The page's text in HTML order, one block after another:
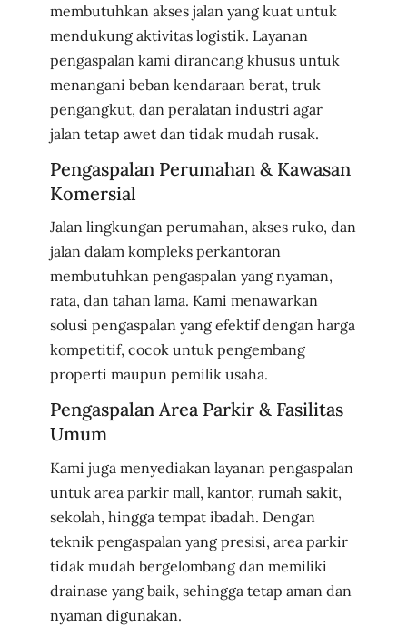
membutuhkan akses jalan yang kuat untuk
mendukung aktivitas logistik. Layanan
pengaspalan kami dirancang khusus untuk
menangani beban kendaraan berat, truk
pengangkut, dan peralatan industri agar
jalan tetap awet dan tidak mudah rusak.
Pengaspalan Perumahan & Kawasan
Komersial
Jalan lingkungan perumahan, akses ruko, dan
jalan dalam kompleks perkantoran
membutuhkan pengaspalan yang nyaman,
rata, dan tahan lama. Kami menawarkan
solusi pengaspalan yang efektif dengan harga
kompetitif, cocok untuk pengembang
properti maupun pemilik usaha.
Pengaspalan Area Parkir & Fasilitas
Umum
Kami juga menyediakan layanan pengaspalan
untuk area parkir mall, kantor, rumah sakit,
sekolah, hingga tempat ibadah. Dengan
teknik pengaspalan yang presisi, area parkir
tidak mudah bergelombang dan memiliki
drainase yang baik, sehingga tetap aman dan
nyaman digunakan.